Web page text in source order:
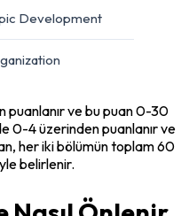
Development
ve bu puan 0-30
0-4 üzerinden puanlanır ve
her iki bölümün toplam 60
belirlenir.